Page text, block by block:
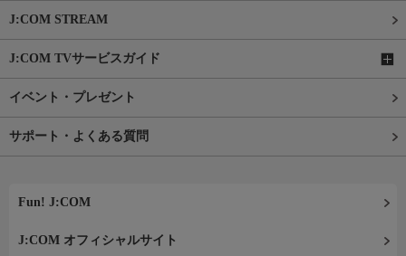
J:COM STREAM
J:COM TVサービスガイド
イベント・プレゼント
サポート・よくある質問
Fun! J:COM
J:COM オフィシャルサイト